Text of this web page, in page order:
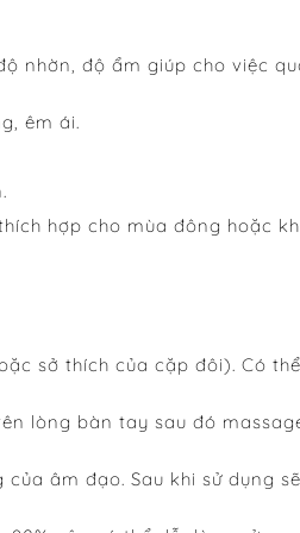
nhờn, độ ẩm giúp cho việc
êm ái.
hợp cho mùa đông hoặc
sở thích của cặp đôi). Có
lòng bàn tay sau đó
âm đạo. Sau khi sử dụng